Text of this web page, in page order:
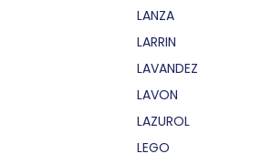
LANZA
LARRIN
LAVANDEZ
LAVON
LAZUROL
LEGO